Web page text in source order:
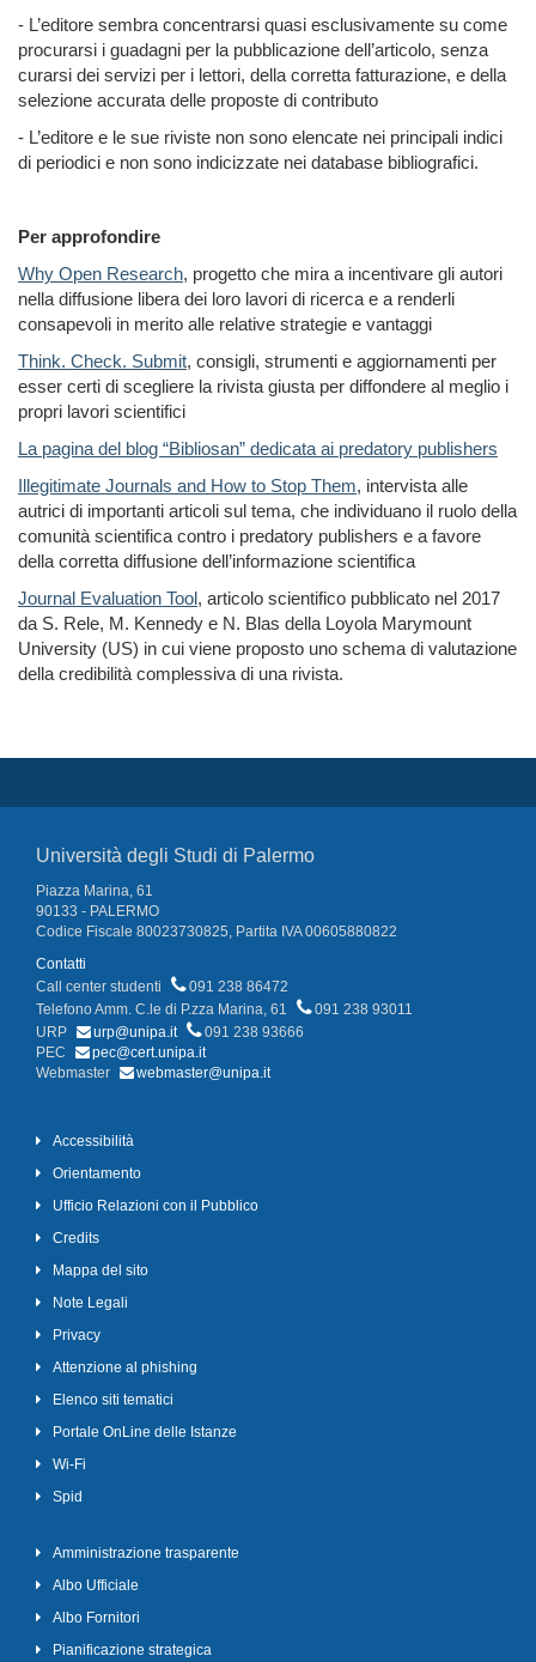
- L’editore sembra concentrarsi quasi esclusivamente su come
procurarsi i guadagni per la pubblicazione dell’articolo, senza
curarsi dei servizi per i lettori, della corretta fatturazione, e della
selezione accurata delle proposte di contributo
- L’editore e le sue riviste non sono elencate nei principali indici
di periodici e non sono indicizzate nei database bibliografici.
Per approfondire
Why Open Research, progetto che mira a incentivare gli autori
nella diffusione libera dei loro lavori di ricerca e a renderli
consapevoli in merito alle relative strategie e vantaggi
Think. Check. Submit, consigli, strumenti e aggiornamenti per
esser certi di scegliere la rivista giusta per diffondere al meglio i
propri lavori scientifici
La pagina del blog “Bibliosan” dedicata ai predatory publishers
Illegitimate Journals and How to Stop Them, intervista alle
autrici di importanti articoli sul tema, che individuano il ruolo della
comunità scientifica contro i predatory publishers e a favore
della corretta diffusione dell’informazione scientifica
Journal Evaluation Tool, articolo scientifico pubblicato nel 2017
da S. Rele, M. Kennedy e N. Blas della Loyola Marymount
University (US) in cui viene proposto uno schema di valutazione
della credibilità complessiva di una rivista.
Università degli Studi di Palermo
Piazza Marina, 61
90133 - PALERMO
Codice Fiscale 80023730825, Partita IVA 00605880822
Contatti
Call center studenti
091 238 86472
Telefono Amm. C.le di P.zza Marina, 61
091 238 93011
URP
urp@unipa.it
091 238 93666
PEC
pec@cert.unipa.it
Webmaster
webmaster@unipa.it
Accessibilità
Orientamento
Ufficio Relazioni con il Pubblico
Credits
Mappa del sito
Note Legali
Privacy
Attenzione al phishing
Elenco siti tematici
Portale OnLine delle Istanze
Wi-Fi
Spid
Amministrazione trasparente
Albo Ufficiale
Albo Fornitori
Pianificazione strategica